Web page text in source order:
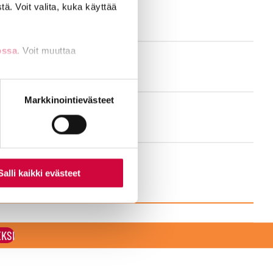
Voit valita, kuka käyttää
. Voit muuttaa
tai
Markkinointievästeet
kaikki evästeet